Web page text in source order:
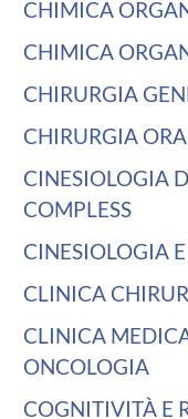
CHIMICA
CHIMICA
CHIRURGIA
CHIRURGIA
CINESIOLOGIA
COMPLESS
CINESIOLOGIA
CLINICA
CLINICA
ONCOLOGIA
COGNITIVITÀ E